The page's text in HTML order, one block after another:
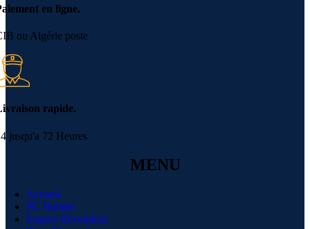
en ligne.
ou Algérie poste
rapide.
jusqu'a 72 Heures
MENU
Accueil
PC Builder
Espace Revendeur